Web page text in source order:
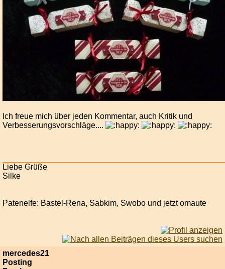
Ich freue mich über jeden Kommentar, auch Kritik und
Verbesserungsvorschläge....
Liebe Grüße
Silke
Patenelfe: Bastel-Rena, Sabkim, Swobo und jetzt omaute
mercedes21
Posting